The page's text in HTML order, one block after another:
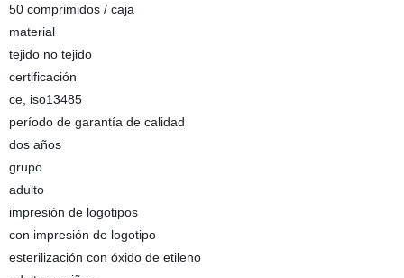
50 comprimidos / caja
material
tejido no tejido
certificación
ce, iso13485
período de garantía de calidad
dos años
grupo
adulto
impresión de logotipos
con impresión de logotipo
esterilización con óxido de etileno